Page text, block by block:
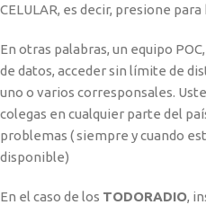
CELULAR, es decir, presione
En otras palabras, un equipo
de datos, acceder sin límite de
uno o varios corresponsales.
colegas en cualquier parte del
problemas ( siempre y cuando
disponible)
En el caso de los TODORADIO,